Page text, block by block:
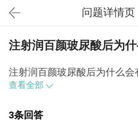
问题详情页
注射润百颜玻尿酸后为
注射润百颜玻尿酸后为什么会
查看全部
3条回答